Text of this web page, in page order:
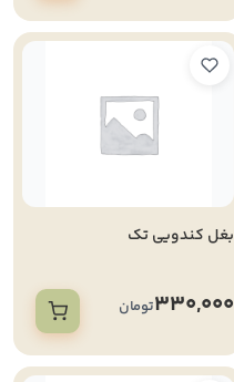
بغل کندویی تک
330,000تومان